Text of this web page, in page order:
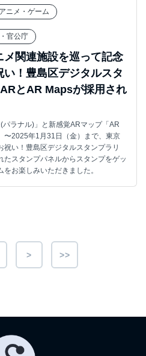
ニメ・ゲーム
官公庁
関連施設を巡って記念
！豊島区デジタルスタ
とAR Mapsが採用され
ラナル)」と新感覚ARマップ「AR
〜2025年1月31日（金）まで、東京
い！豊島区デジタルスタンプラリ
たスタンプパネルからスタンプをゲッ
お楽しみいただきました。
> >>